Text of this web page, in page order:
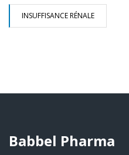
INSUFFISANCE RÉNALE
Babbel Pharma